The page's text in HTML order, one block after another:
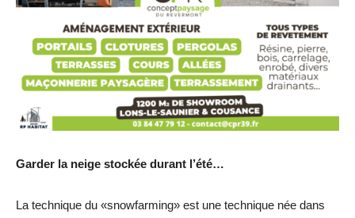
Garder la neige stockée durant l’été…
La technique du «snowfarming» est une technique née dans